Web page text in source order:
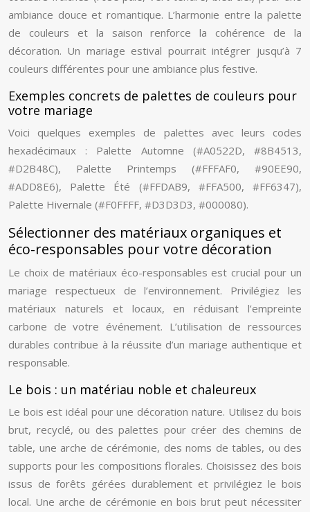
ambiance douce et romantique. L’harmonie entre la palette
de couleurs et la saison renforce la cohérence de la
décoration. Un mariage estival pourrait intégrer jusqu’à 7
couleurs différentes pour une ambiance plus festive.
Exemples concrets de palettes de couleurs pour
votre mariage
Voici quelques exemples de palettes avec leurs codes
hexadécimaux : Palette Automne (#A0522D, #8B4513,
#D2B48C), Palette Printemps (#FFFAF0, #90EE90,
#ADD8E6), Palette Été (#FFDAB9, #FFA500, #FF6347),
Palette Hivernale (#F0FFFF, #D3D3D3, #000080).
Sélectionner des matériaux organiques et
éco-responsables pour votre décoration
Le choix de matériaux éco-responsables est crucial pour un
mariage respectueux de l’environnement. Privilégiez les
matériaux naturels et locaux, en réduisant l’empreinte
carbone de votre événement. L’utilisation de ressources
durables contribue à la réussite d’un mariage authentique et
responsable.
Le bois : un matériau noble et chaleureux
Le bois est idéal pour une décoration nature. Utilisez du bois
brut, recyclé, ou des palettes pour créer des chemins de
table, une arche de cérémonie, des noms de tables, ou des
supports pour les compositions florales. Choisissez des bois
issus de forêts gérées durablement et privilégiez le bois
local. Une arche de cérémonie en bois brut peut nécessiter